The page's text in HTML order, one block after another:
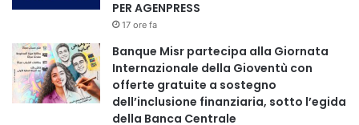
numero e portata, basata su ricorsi e denunce di:
●falsificazione di documenti e schede;
●acquisto di voti;
PER AGENPRESS
17 ore fa
Banque Misr partecipa alla Giornata
Internazionale della Gioventù con
offerte gratuite a sostegno
dell’inclusione finanziaria, sotto l’egida
della Banca Centrale